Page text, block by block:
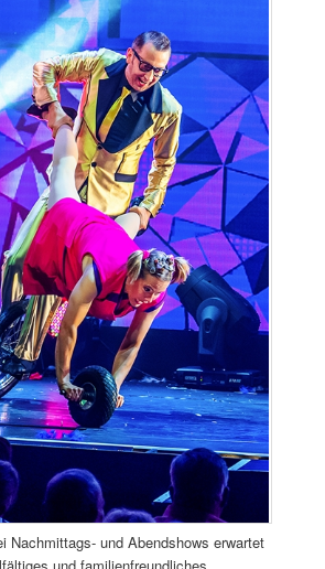
Nachmittags- und Abendshows erwartet